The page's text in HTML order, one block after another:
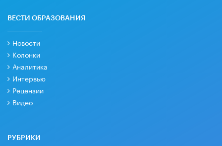
ВЕСТИ ОБРАЗОВАНИЯ
Новости
Колонки
Аналитика
Интервью
Рецензии
Видео
РУБРИКИ